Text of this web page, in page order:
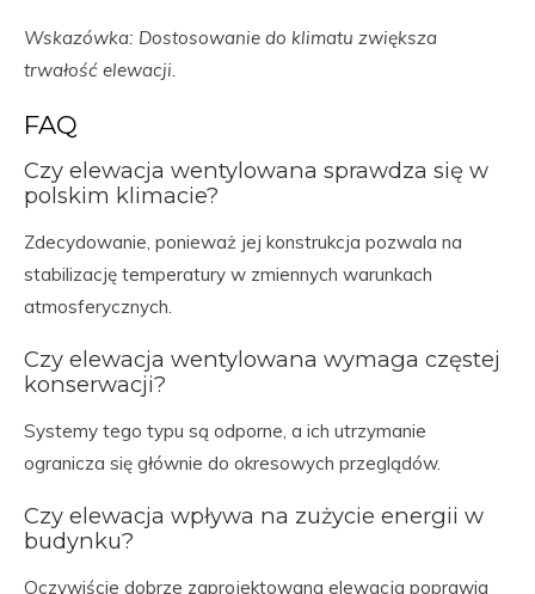
Wskazówka: Dostosowanie do klimatu zwiększa
trwałość elewacji.
FAQ
Czy elewacja wentylowana sprawdza się w
polskim klimacie?
Zdecydowanie, ponieważ jej konstrukcja pozwala na
stabilizację temperatury w zmiennych warunkach
atmosferycznych.
Czy elewacja wentylowana wymaga częstej
konserwacji?
Systemy tego typu są odporne, a ich utrzymanie
ogranicza się głównie do okresowych przeglądów.
Czy elewacja wpływa na zużycie energii w
budynku?
Oczywiście dobrze zaprojektowana elewacja poprawia